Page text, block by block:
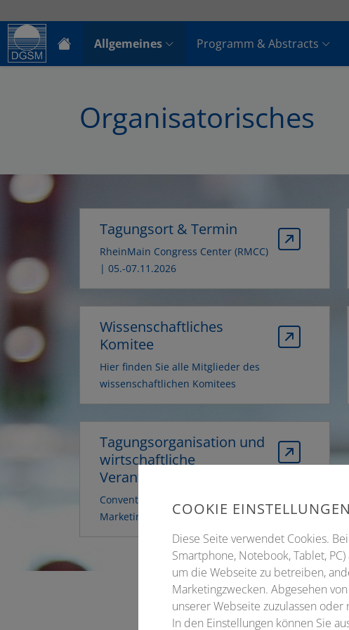
Allgemeines Programm & Abstracts
Organisatorisches
Tagungsort & Termin
RheinMain Congress Center (RMCC)
| 05.-07.11.2026
Wissenschaftliches
Komitee
Hier finden Sie alle Mitglieder des
wissenschaftlichen Komitees
Tagungsorganisation und
wirtschaftliche
Verantwortung
Conventus Congressmanagement &
Marketing GmbHCOOKIE EINSTELLUNGEN
Diese Seite verwendet Cookies.
Smartphone, Notebook, Tablet,
um die Webseite zu betreiben,
Marketingzwecken. Abgesehen
unserer Webseite zuzulassen oder
In den Einstellungen können Sie